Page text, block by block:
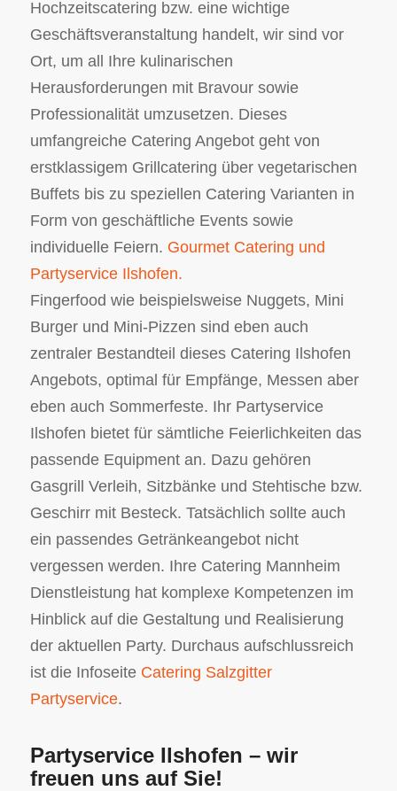
Hochzeitscatering bzw. eine wichtige
Geschäftsveranstaltung handelt, wir sind vor
Ort, um all Ihre kulinarischen
Herausforderungen mit Bravour sowie
Professionalität umzusetzen. Dieses
umfangreiche Catering Angebot geht von
erstklassigem Grillcatering über vegetarischen
Buffets bis zu speziellen Catering Varianten in
Form von geschäftliche Events sowie
individuelle Feiern. Gourmet Catering und
Partyservice Ilshofen.
Fingerfood wie beispielsweise Nuggets, Mini
Burger und Mini-Pizzen sind eben auch
zentraler Bestandteil dieses Catering Ilshofen
Angebots, optimal für Empfänge, Messen aber
eben auch Sommerfeste. Ihr Partyservice
Ilshofen bietet für sämtliche Feierlichkeiten das
passende Equipment an. Dazu gehören
Gasgrill Verleih, Sitzbänke und Stehtische bzw.
Geschirr mit Besteck. Tatsächlich sollte auch
ein passendes Getränkeangebot nicht
vergessen werden. Ihre Catering Mannheim
Dienstleistung hat komplexe Kompetenzen im
Hinblick auf die Gestaltung und Realisierung
der aktuellen Party. Durchaus aufschlussreich
ist die Infoseite Catering Salzgitter
Partyservice.
Partyservice Ilshofen – wir
freuen uns auf Sie!